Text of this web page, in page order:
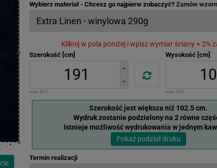
+
-
Wybierz materiał - Chcesz go najpierw zobaczyć? Zamów
Kliknij w pola poniżej i wpisz wymiar ściany + 2%
Szerokość [cm]
max: 813
Wysokość [cm]
max: 426
Szerokość jest większa niż 102.5 cm.
Wydruk zostanie podzielony na 2 równe
Istnieje możliwość wydrukowania w jednym
Pokaż podział druku
Termin realizacji